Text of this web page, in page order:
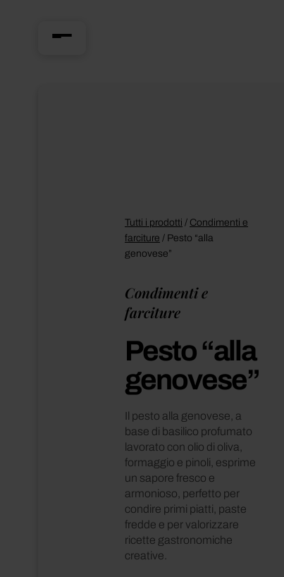
Tutti i prodotti / Condimenti e
farciture / Pesto “alla
genovese”
Condimenti e
farciture
Pesto “alla
genovese”
Il pesto alla genovese, a
base di basilico profumato
lavorato con olio di oliva,
formaggio e pinoli, esprime
un sapore fresco e
armonioso, perfetto per
condire primi piatti, paste
fredde e per valorizzare
ricette gastronomiche
creative.